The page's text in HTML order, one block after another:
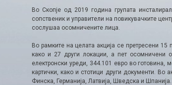
Во Скопје од 2019 година групата
сопственик и управители на повикувачките
сослушаа осомничените лица.
Во рамките на целата акција се претресени 15
како и 27 други локации, а пет осомничени
електронски уреди, 344.101 евро во готовина,
картички, како и стотици други документи. Во
Финска, Германија, Латвија, Шведска и Шпанија.